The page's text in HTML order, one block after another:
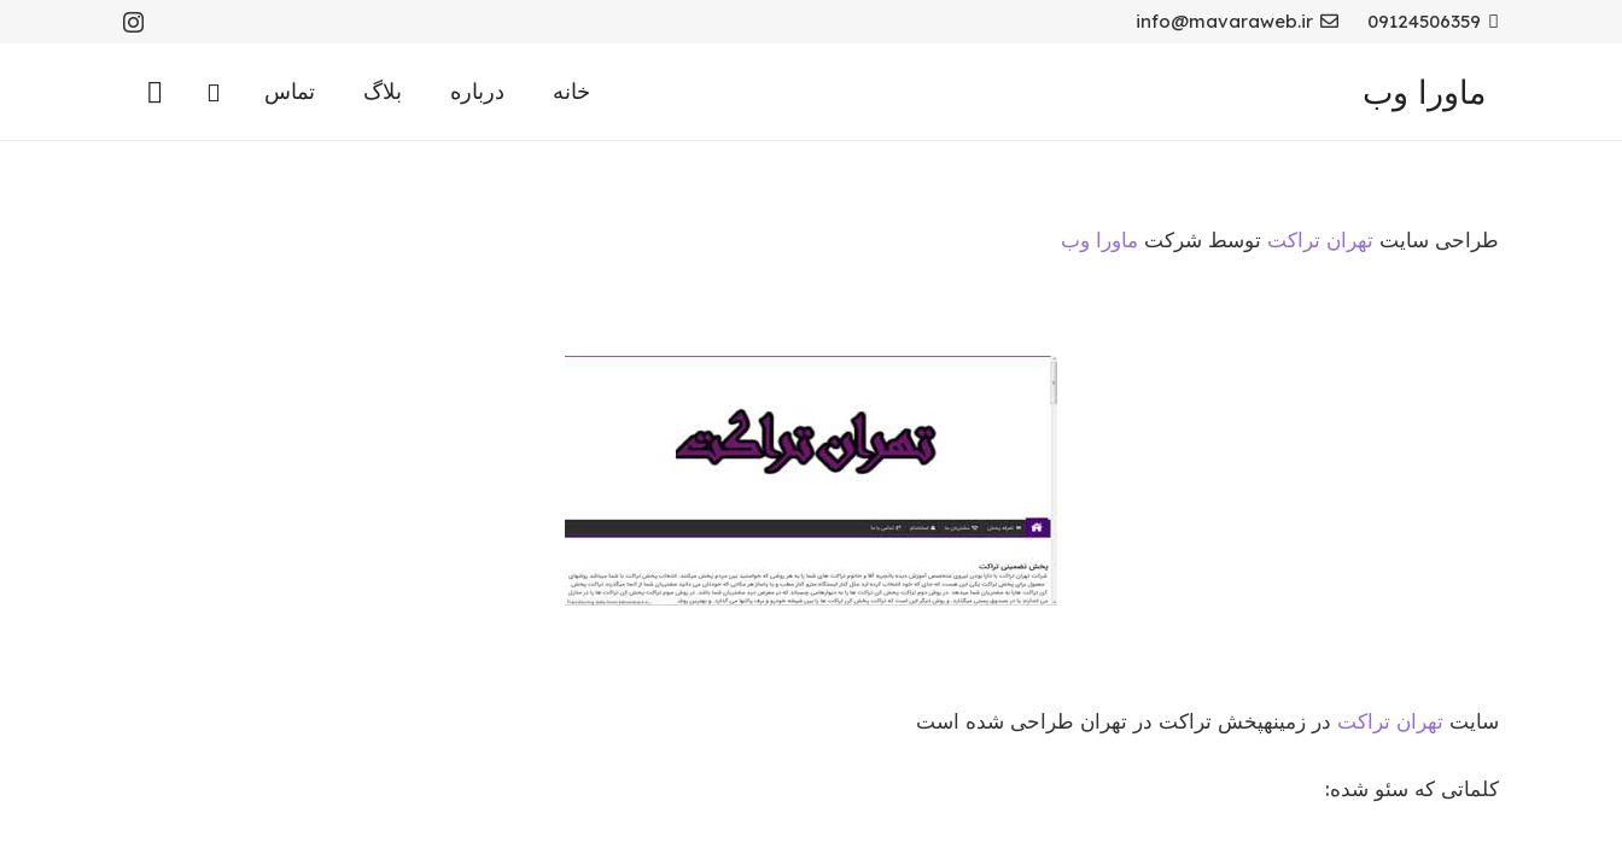
09124506359
info@mavaraweb.ir
ماورا وب خانه درباره بلاگ تماس
طراحی سایت تهران تراکت توسط شرکت ماورا وب
سایت تهران تراکت در زمینهپخش تراکت در تهران طراحی شده است
کلماتی که سئو شده: